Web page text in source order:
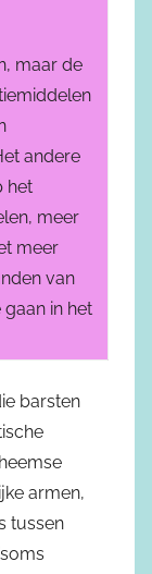
maar de
andere
het
meer
meer
van
in het
barsten
armen,
tussen